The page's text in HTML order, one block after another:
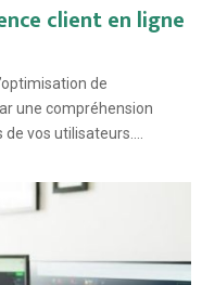
client en ligne
de
une compréhension
vos utilisateurs....